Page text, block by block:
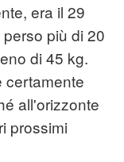
era il 29
più di 20
di 45 kg.
certamente
all'orizzonte
prossimi